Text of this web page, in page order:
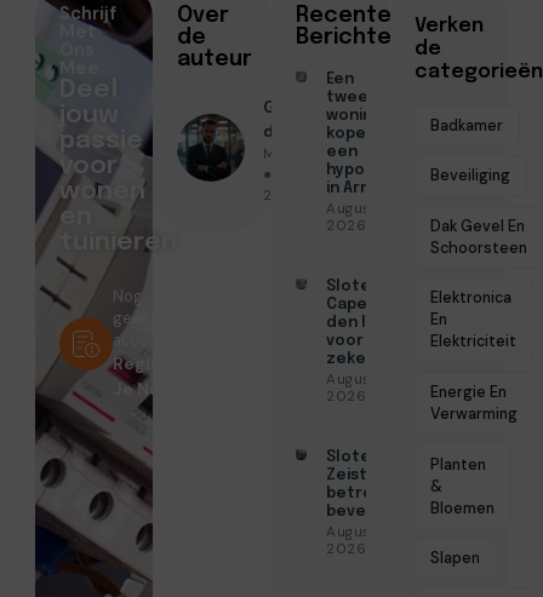
Over
de
auteur
Geschreven
door
Menno Maas
● Mei 29,
2026
Recente
Berichten
Een
tweede
woning
kopen met
een
hypotheek
in Arnhem
Augustus 7,
2026
Slotenmaker
Capelle aan
den IJssel
voor
zekerheid
Augustus 3,
2026
Slotenmaker
Zeist voor
betrouwbare
beveiliging
Augustus 3,
2026
Verken
de
categorieën
Badkamer
Beveiliging
Dak Gevel En
Schoorsteen
Elektronica
En
Elektriciteit
Energie En
Verwarming
Planten
&
Bloemen
Slapen
Schrijf
Met
Mee
jouw
passie
voor
wonen
en
tuinieren
Nog
geen
account?
Registreer
Je Nu!